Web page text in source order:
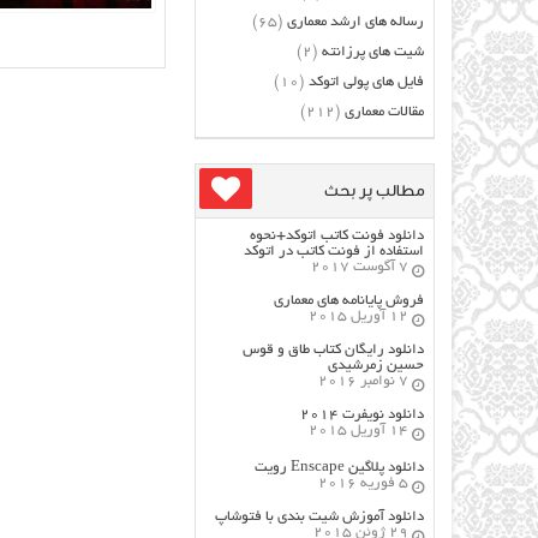
رساله های ارشد معماری (65)
شیت های پرزانته (2)
فایل های پولی اتوکد (10)
مقالات معماری (212)
مطالب پر بحث
دانلود فونت کاتب اتوکد+نحوه
استفاده از فونت کاتب در اتوکد
7 آگوست 2017
فروش پایانامه های معماری
12 آوریل 2015
دانلود رایگان کتاب طاق و قوس
حسین زمرشیدی
7 نوامبر 2016
دانلود نویفرت ۲۰۱۴
14 آوریل 2015
دانلود پلاگین Enscape رویت
5 فوریه 2016
دانلود آموزش شیت بندی با فتوشاپ
29 ژوئن 2015